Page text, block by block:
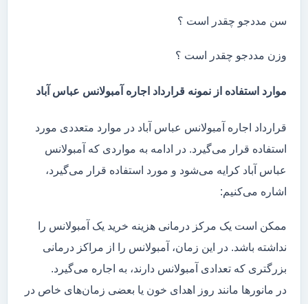
سن مددجو چقدر است ؟
وزن مددجو چقدر است ؟
موارد استفاده از نمونه قرارداد اجاره آمبولانس عباس آباد
قرارداد اجاره آمبولانس عباس آباد در موارد متعددی مورد
استفاده قرار می‌گیرد. در ادامه به مواردی که آمبولانس
عباس آباد کرایه می‌شود و مورد استفاده قرار می‌گیرد،
اشاره می‌کنیم:
ممکن است یک مرکز درمانی هزینه خرید یک آمبولانس را
نداشته باشد. در این زمان، آمبولانس را از مراکز درمانی
بزرگتری که تعدادی آمبولانس دارند، به اجاره می‌گیرد.
در مانور‌ها مانند روز اهدای خون یا بعضی زمان‌های خاص در